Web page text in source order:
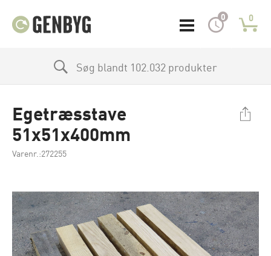
0 0
Søg blandt 102.032 produkter
Egetræsstave
51x51x400mm
Varenr.:272255